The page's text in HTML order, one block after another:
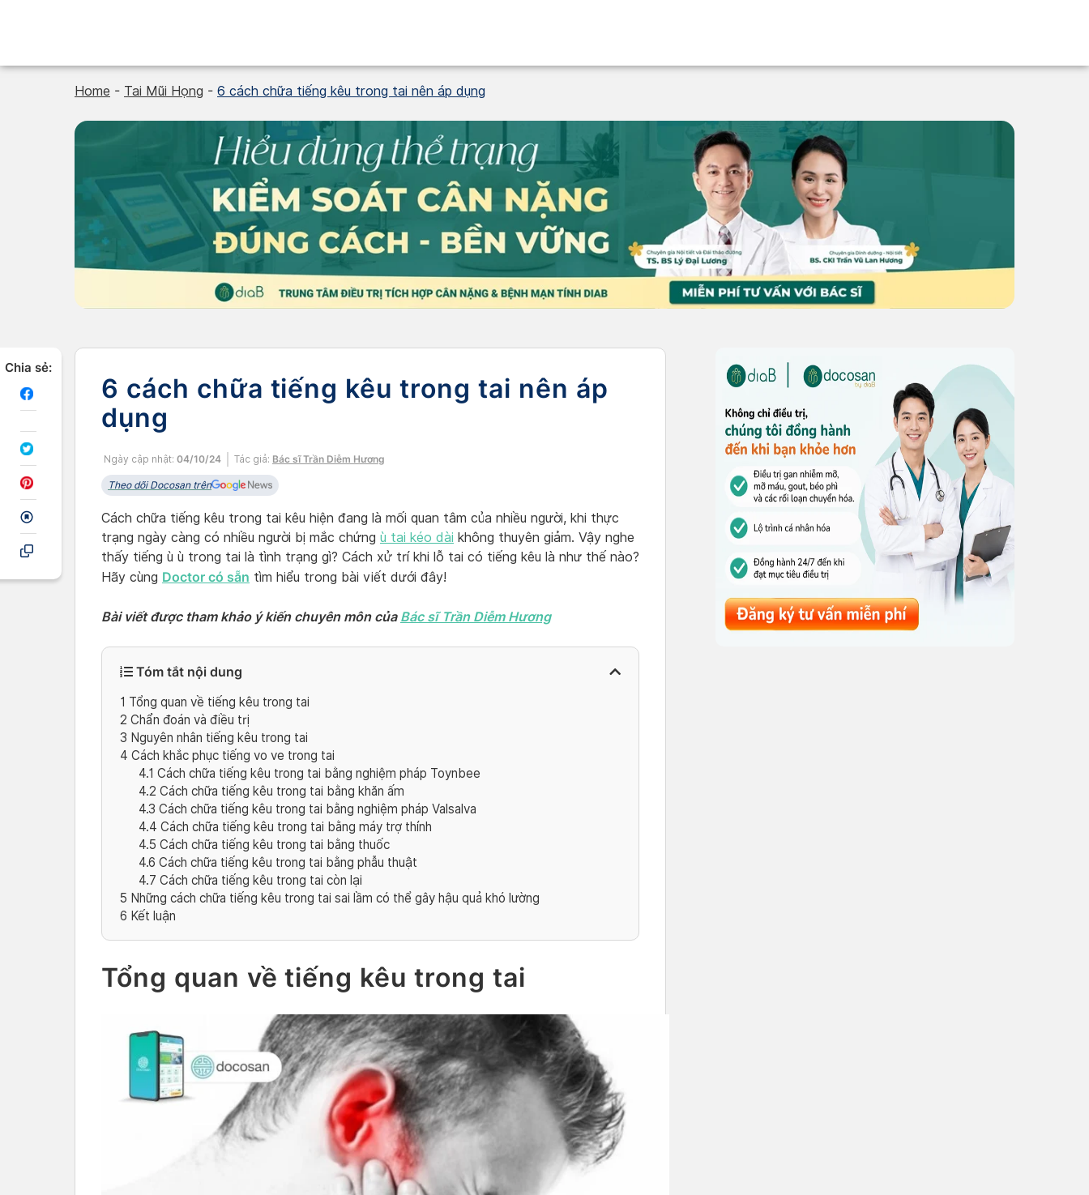
Home - Tai Mũi Họng - 6 cách chữa tiếng kêu trong tai nên áp dụng
Chia sẻ:
6 cách chữa tiếng kêu trong tai nên áp
dụng
Ngày cập nhật: 04/10/24 Tác giả: Bác sĩ Trần Diễm Hương
Theo dõi Docosan trên
Cách chữa tiếng kêu trong tai kêu hiện đang là mối quan tâm của nhiều người, khi thực
trạng ngày càng có nhiều người bị mắc chứng ù tai kéo dài không thuyên giảm. Vậy nghe
thấy tiếng ù ù trong tai là tình trạng gì? Cách xử trí khi lỗ tai có tiếng kêu là như thế nào?
Hãy cùng Doctor có sẵn tìm hiểu trong bài viết dưới đây!
Bài viết được tham khảo ý kiến chuyên môn của Bác sĩ Trần Diễm Hương
Tóm tắt nội dung
1 Tổng quan về tiếng kêu trong tai
2 Chẩn đoán và điều trị
3 Nguyên nhân tiếng kêu trong tai
4 Cách khắc phục tiếng vo ve trong tai
4.1 Cách chữa tiếng kêu trong tai bằng nghiệm pháp Toynbee
4.2 Cách chữa tiếng kêu trong tai bằng khăn ấm
4.3 Cách chữa tiếng kêu trong tai bằng nghiệm pháp Valsalva
4.4 Cách chữa tiếng kêu trong tai bằng máy trợ thính
4.5 Cách chữa tiếng kêu trong tai bằng thuốc
4.6 Cách chữa tiếng kêu trong tai bằng phẫu thuật
4.7 Cách chữa tiếng kêu trong tai còn lại
5 Những cách chữa tiếng kêu trong tai sai lầm có thể gây hậu quả khó lường
6 Kết luận
Tổng quan về tiếng kêu trong tai